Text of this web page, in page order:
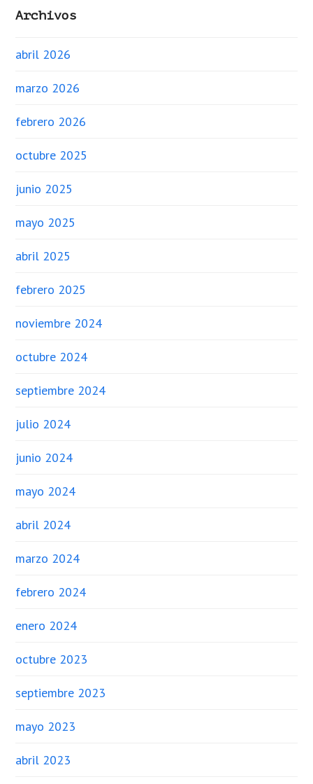
Archivos
abril 2026
marzo 2026
febrero 2026
octubre 2025
junio 2025
mayo 2025
abril 2025
febrero 2025
noviembre 2024
octubre 2024
septiembre 2024
julio 2024
junio 2024
mayo 2024
abril 2024
marzo 2024
febrero 2024
enero 2024
octubre 2023
septiembre 2023
mayo 2023
abril 2023